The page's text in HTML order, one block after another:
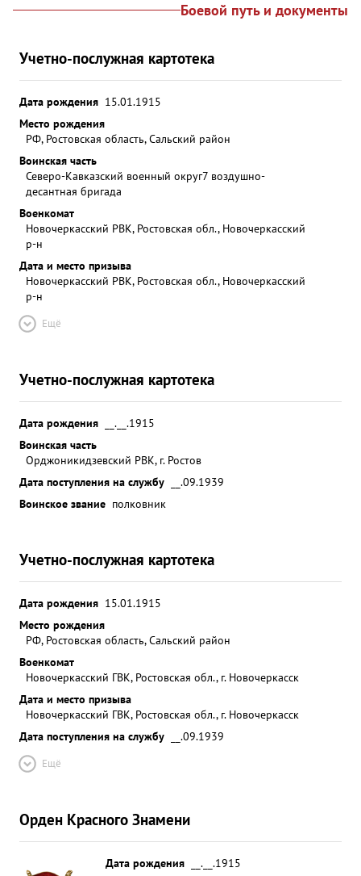
Боевой путь и документы
Учетно-послужная картотека
Дата рождения 15.01.1915
Место рождения
РФ, Ростовская область, Сальский район
Воинская часть
Северо-Кавказский военный округ7 воздушно-
десантная бригада
Военкомат
Новочеркасский РВК, Ростовская обл., Новочеркасский
р-н
Дата и место призыва
Новочеркасский РВК, Ростовская обл., Новочеркасский
р-н
Ещё
Учетно-послужная картотека
Дата рождения
__.__.1915
Воинская часть
Орджоникидзевский РВК, г. Ростов
Дата поступления на службу
__.09.1939
Воинское звание полковник
Учетно-послужная картотека
Дата рождения 15.01.1915
Место рождения
РФ, Ростовская область, Сальский район
Военкомат
Новочеркасский ГВК, Ростовская обл., г. Новочеркасск
Дата и место призыва
Новочеркасский ГВК, Ростовская обл., г. Новочеркасск
Дата поступления на службу
__.09.1939
Ещё
Орден Красного Знамени
Дата рождения
__.__.1915